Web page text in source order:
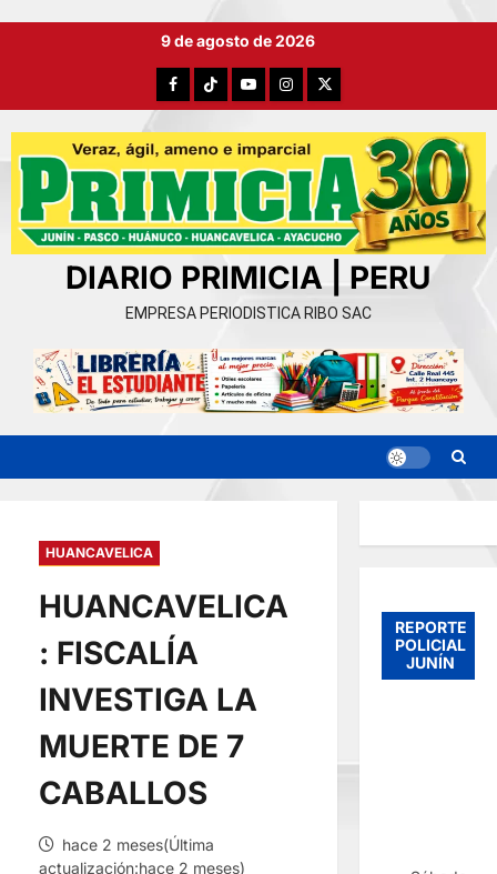
9 de agosto de 2026
FacebookTikTokYouTubeInstagram
X
DIARIO PRIMICIA | PERU
EMPRESA PERIODISTICA RIBO SAC
HUANCAVELICA
HUANCAVELICA
: FISCALÍA
INVESTIGA LA
MUERTE DE 7
CABALLOS
hace 2 meses(Última
actualización:hace 2 meses)
REPORTE
POLICIAL
JUNÍN